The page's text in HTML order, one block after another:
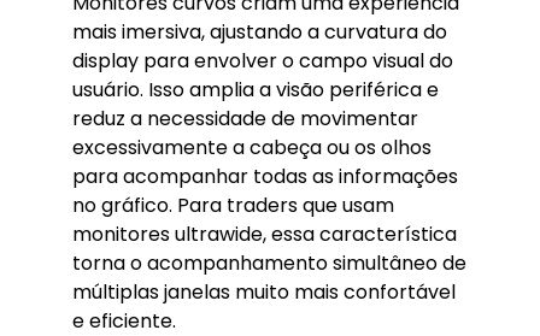
mais imersiva, ajustando a curvatura do
display para envolver o campo visual do
usuário. Isso amplia a visão periférica e
reduz a necessidade de movimentar
excessivamente a cabeça ou os olhos
para acompanhar todas as informações
no gráfico. Para traders que usam
monitores ultrawide, essa característica
torna o acompanhamento simultâneo de
múltiplas janelas muito mais confortável
e eficiente.